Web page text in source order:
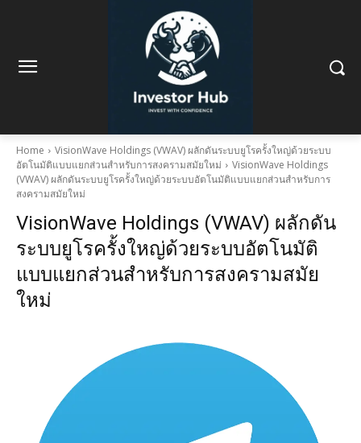
Home
VisionWave Holdings (VWAV) ผลักดันระบบยูโรครั้งใหญ่ด้วยระบบ
อัตโนมัติแบบแยกส่วนสำหรับการสงครามสมัยใหม่
VisionWave Holdings
(VWAV) ผลักดันระบบยูโรครั้งใหญ่ด้วยระบบอัตโนมัติแบบแยกส่วนสำหรับการ
สงครามสมัยใหม่
VisionWave Holdings (VWAV) ผลักดัน
ระบบยูโรครั้งใหญ่ด้วยระบบอัตโนมัติ
แบบแยกส่วนสำหรับการสงครามสมัย
ใหม่